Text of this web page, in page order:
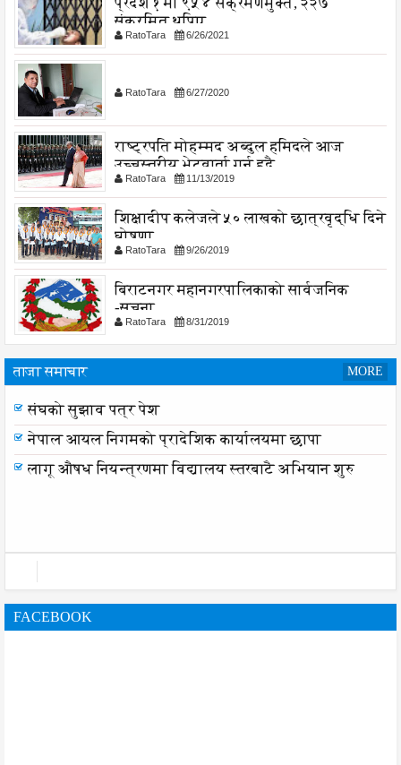
संक्रमित थपिए
RatoTara 6/26/2021
RatoTara 6/27/2020
राष्ट्रपति मोहम्मद अब्दुल हमिदले आज
उच्चस्तरीय भेटवार्ता गर्नु हुदै,
RatoTara 11/13/2019
शिक्षादीप कलेजले ५० लाखको छात्रवृद्धि दिने
घोषणा
RatoTara 9/26/2019
बिराटनगर महानगरपालिकाको सार्वजनिक
-सुचना
RatoTara 8/31/2019
ताजा समाचार MORE
संघको सुझाव पत्र पेश
संघको सुझाव पत्र पेश
नेपाल आयल निगमको प्रादेशिक कार्यालयमा छापा
FACEBOOK